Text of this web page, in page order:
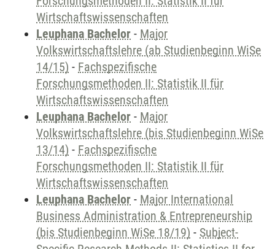
Wirtschaftswissenschaften
Leuphana Bachelor - Major
Volkswirtschaftslehre (ab Studienbeginn WiSe
14/15) - Fachspezifische
Forschungsmethoden II: Statistik II für
Wirtschaftswissenschaften
Leuphana Bachelor - Major
Volkswirtschaftslehre (bis Studienbeginn WiSe
13/14) - Fachspezifische
Forschungsmethoden II: Statistik II für
Wirtschaftswissenschaften
Leuphana Bachelor - Major International
Business Administration & Entrepreneurship
(bis Studienbeginn WiSe 18/19) - Subject-